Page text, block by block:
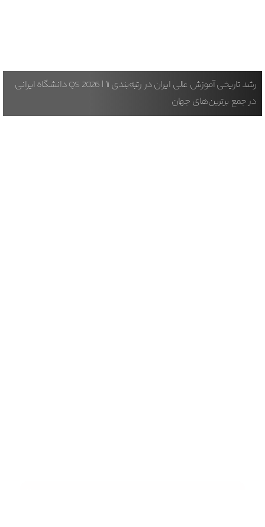
رشد تاریخی آموزش عالی ایران در رتبه‌بندی QS 2026 | ۱۱ دانشگاه ایرانی
در جمع برترین‌های جهان